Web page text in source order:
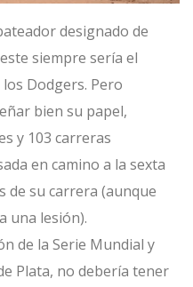
designado de
siempre sería el
Dodgers. Pero
bien su papel,
y 103 carreras
en camino a la sexta
de su carrera (aunque
una lesión).
de la Serie Mundial y
Plata, no debería tener